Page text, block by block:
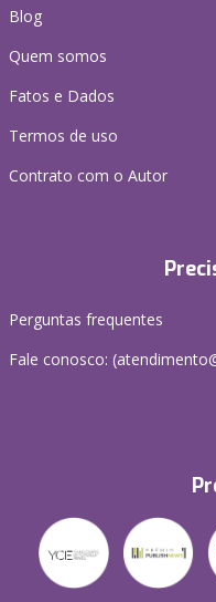
Blog
Quem somos
Fatos e Dados
Termos de uso
Contrato com o Autor
Perguntas frequentes
Fale conosco: